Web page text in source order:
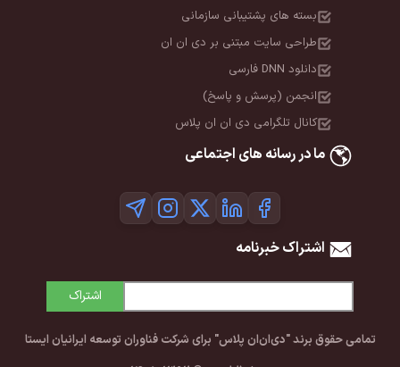
بسته های پشتیبانی سازمانی
طراحی سایت مبتنی بر دی ان ان
دانلود DNN فارسی
انجمن (پرسش و پاسخ)
کانال تلگرامی دی ان ان پلاس
ما در رسانه های اجتماعی
اشتراک خبرنامه
اشتراک
تمامی حقوق برند "دی‌ان‌ان پلاس" برای شرکت فناوران توسعه ایرانیان ایستا